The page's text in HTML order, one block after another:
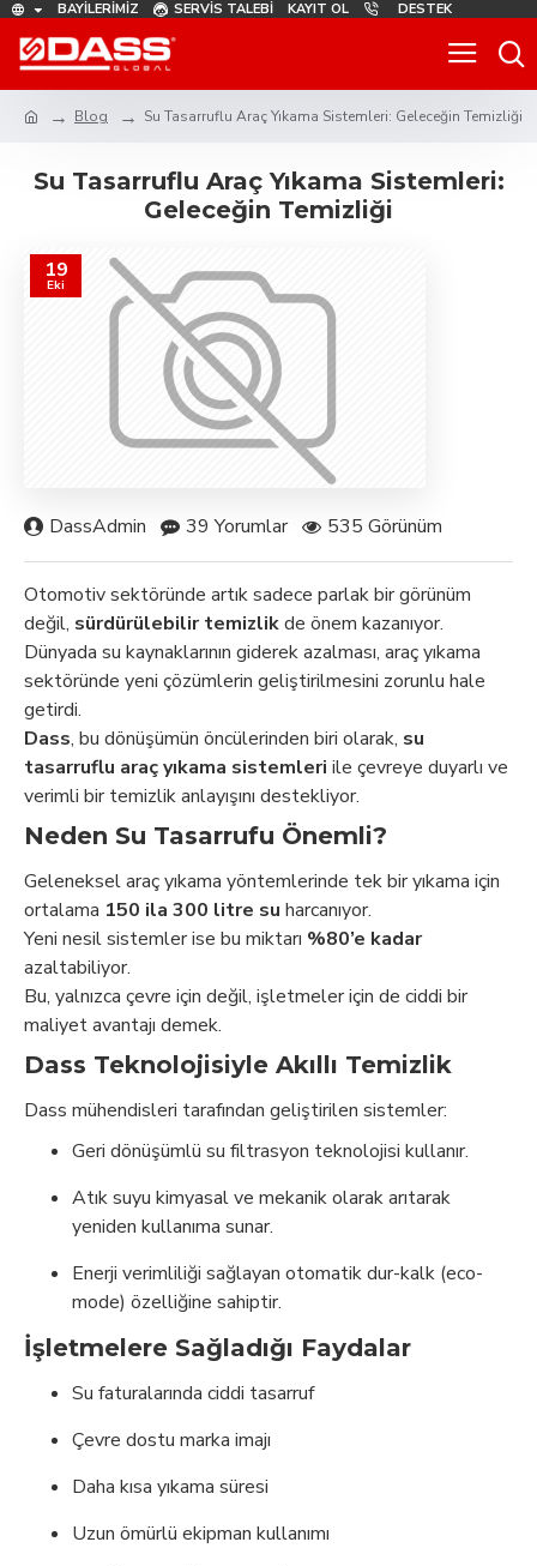
BAYILERIMIZ SERVIS TALEBI KAYIT OL DESTEK
Blog Su Tasarruflu Araç Yıkama Sistemleri: Geleceğin Temizliği
Su Tasarruflu Araç Yıkama Sistemleri:
Geleceğin Temizliği
19
Eki
DassAdmin 39 Yorumlar 535 Görünüm
Otomotiv sektöründe artık sadece parlak bir görünüm
değil, sürdürülebilir temizlikde önem kazanıyor.
Dünyada su kaynaklarının giderek azalması, araç yıkama
sektöründe yeni çözümlerin geliştirilmesini zorunlu hale
getirdi.
Dass, bu dönüşümün öncülerinden biri olarak, su
tasarruflu araç yıkama sistemleri ile çevreye duyarlı ve
verimli bir temizlik anlayışını destekliyor.
Neden Su Tasarrufu Önemli?
Geleneksel araç yıkama yöntemlerinde tek bir yıkama için
ortalama 150 ila 300 litre su harcanıyor.
Yeni nesil sistemler ise bu miktarı %80’e kadar
azaltabiliyor.
Bu, yalnızca çevre için değil, işletmeler için de ciddi bir
maliyet avantajı demek.
Dass Teknolojisiyle Akıllı Temizlik
Dass mühendisleri tarafından geliştirilen sistemler:
Geri dönüşümlü su filtrasyon teknolojisi kullanır.
Atık suyu kimyasal ve mekanik olarak arıtarak
yeniden kullanıma sunar.
Enerji verimliliği sağlayan otomatik dur-kalk (eco-
mode) özelliğine sahiptir.
İşletmelere Sağladığı Faydalar
Su faturalarında ciddi tasarruf
Çevre dostu marka imajı
Daha kısa yıkama süresi
Uzun ömürlü ekipman kullanımı